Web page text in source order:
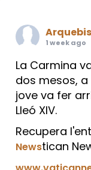
1 week ago
La Carmina
dos mesos, a
jove va fer
Lleó XIV.
Recupera
Newstican